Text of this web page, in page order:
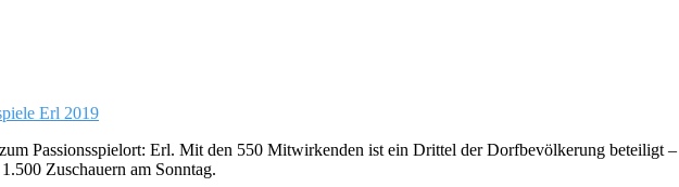
Passionsspielort: Erl. Mit den 550 Mitwirkenden ist ein Drittel der Dorfbevölkerung beteiligt
Zuschauern am Sonntag.